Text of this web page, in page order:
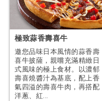
極致蒜香壽喜牛
邀您品味日本風情的蒜香壽
喜牛披薩，親嚐充滿精緻日
式風味的極上食材。以濃郁
壽喜燒醬汁為基底，配上香
氣四溢的壽喜牛肉，再搭配
洋蔥、紅...